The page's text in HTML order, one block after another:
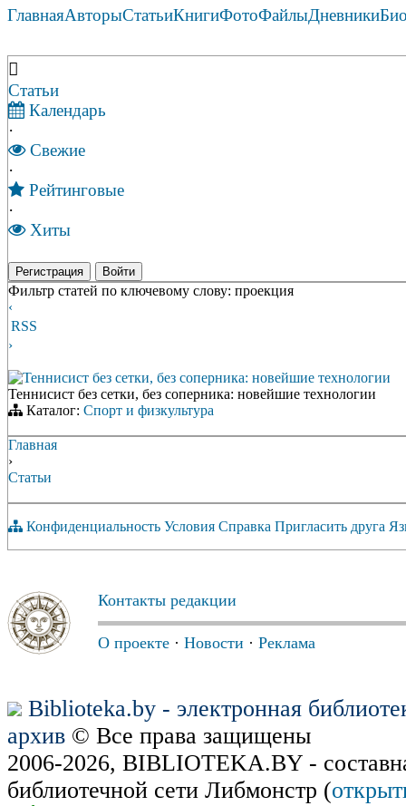
ГлавнаяАвторыСтатьиКнигиФотоФайлыДневники
Статьи
Календарь
·
Свежие
·
Рейтинговые
·
Хиты
Регистрация Войти
Фильтр статей по ключевому слову: проекция
‹
RSS
›
Теннисист без сетки, без соперника: новейшие технологии
Теннисист без сетки, без соперника: новейшие технологии
Каталог: Спорт и физкультура
Главная
›
Статьи
Конфиденциальность Условия Справка Пригласить друга
Контакты редакции
О проекте · Новости · Реклама
Biblioteka.by - электронная
архив © Все права защищены
2006-2026, BIBLIOTEKA.BY -
библиотечной сети Либмонстр (